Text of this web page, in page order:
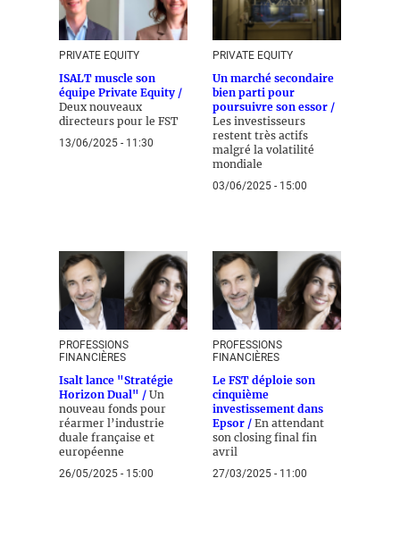
PRIVATE EQUITY
ISALT muscle son
équipe Private Equity /
Deux nouveaux
directeurs pour le FST
13/06/2025 - 11:30
PRIVATE EQUITY
Un marché secondaire
bien parti pour
poursuivre son essor /
Les investisseurs
restent très actifs
malgré la volatilité
mondiale
03/06/2025 - 15:00
PROFESSIONS
FINANCIÈRES
Isalt lance "Stratégie
Horizon Dual" / Un
nouveau fonds pour
réarmer l’industrie
duale française et
européenne
26/05/2025 - 15:00
PROFESSIONS
FINANCIÈRES
Le FST déploie son
cinquième
investissement dans
Epsor / En attendant
son closing final fin
avril
27/03/2025 - 11:00